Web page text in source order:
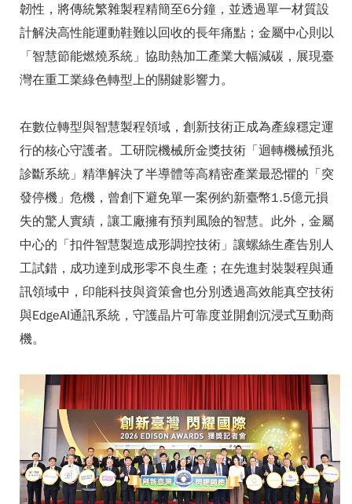
韌性，將傳統繁雜製程精簡至6分鐘，並透過單一材質設
計解決高性能運動鞋難以回收的長年痛點；金屬中心則以
「智慧節能燃燒系統」協助熱加工產業大幅減碳，展現臺
灣在重工業綠色轉型上的關鍵影響力。
在數位轉型與智慧製程領域，創新技術正成為產線穩定運
行的核心守護者。工研院機械所金獎技術「迴轉機械預兆
診斷系統」精準解決了半導體等高精密產業最恐懼的「突
發停機」危機，曾創下避免單一案例約新臺幣1.5億元損
失的驚人實績，讓工廠擁有預判風險的智慧。此外，金屬
中心的「扣件智慧製造成形調控技術」讓螺絲生產告別人
工試錯，成功達到成形零不良生產；在先進封裝製程與通
訊領域中，印能科技與資策會也分別透過高效能真空技術
與EdgeAI通訊系統，守護晶片可靠度並開創沉浸式互動商
機。